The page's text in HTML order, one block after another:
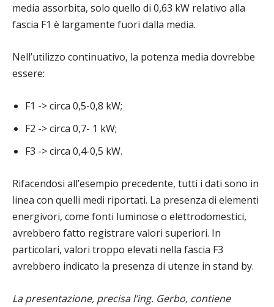
media assorbita, solo quello di 0,63 kW relativo alla
fascia F1 è largamente fuori dalla media.
Nell’utilizzo continuativo, la potenza media dovrebbe
essere:
F1 -> circa 0,5-0,8 kW;
F2 -> circa 0,7- 1 kW;
F3 -> circa 0,4-0,5 kW.
Rifacendosi all’esempio precedente, tutti i dati sono in
linea con quelli medi riportati. La presenza di elementi
energivori, come fonti luminose o elettrodomestici,
avrebbero fatto registrare valori superiori. In
particolari, valori troppo elevati nella fascia F3
avrebbero indicato la presenza di utenze in stand by.
La presentazione, precisa l’ing. Gerbo, contiene